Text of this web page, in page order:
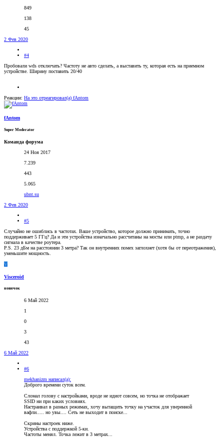
849
138
45
2 Фев 2020
#4
Пробовали wds отключать? Частоту не авто сделать, а выставить ту, которая есть на приемном
устройстве. Ширину поставить 20/40
Реакции: На это отреагировал(а) fAntom
fAntom
Super Moderator
Команда форума
24 Ноя 2017
7.239
443
5.065
ubnt.su
2 Фев 2020
#5
Случайно не ошиблись в частотах. Ваше устройство, которое должно принимать, точно
поддерживает 5 ГГц? Да и эти устройства изначально рассчитаны на мосты или ptmp, а не раздачу
сигнала в качестве роутера.
P.S. 23 дБм на расстоянии 3 метра? Так он внутренних помех заглохнет (хотя бы от переотражения),
уменьшите мощность.
V
Visceroid
новичок
6 Май 2022
1
0
3
43
6 Май 2022
#6
mekhanizm написал(а):
Доброго времени суток всем.
Сломал голову с настройками, вроде не идиот совсем, но точка не отображает
SSID ни при каких условиях.
Настраивал в разных режимах, хочу вытащить точку на участок для уверенной
вафли..... но увы.... Сеть не выходит в поиске...
Скрины настроек ниже.
Устройства с поддержкой 5-ки.
Частоты менял. Точка лежит в 3 метрах...